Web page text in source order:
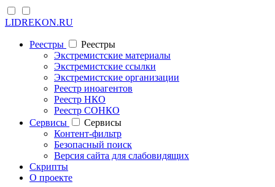
LIDREKON.RU
Реестры
Реестры
Экстремистские материалы
Экстремистские ссылки
Экстремистские организации
Реестр иноагентов
Реестр НКО
Реестр СОНКО
Cервисы
Cервисы
Контент-фильтр
Безопасный поиск
Версия сайта для слабовидящих
Скрипты
О проекте